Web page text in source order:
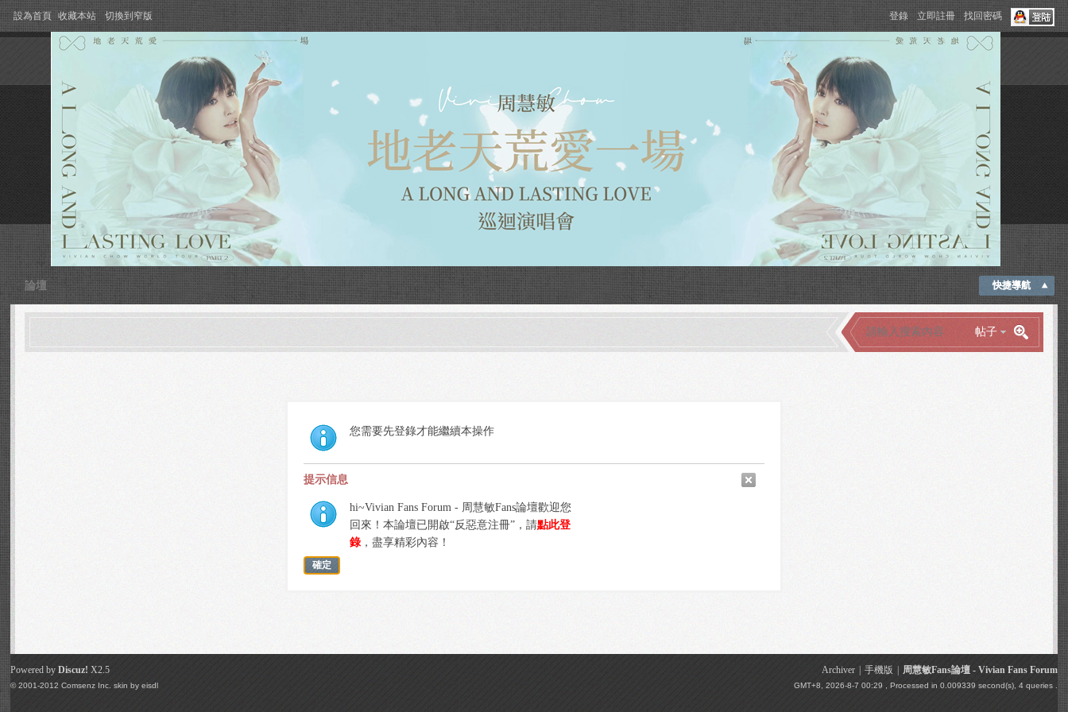
設為首頁 收藏本站 切換到窄版 登錄 立即註冊 找回密碼
快捷導航
論壇
帖子
您需要先登錄才能繼續本操作
提示信息
hi~Vivian Fans Forum - 周慧敏Fans論壇歡迎您
回來！本論壇已開啟“反惡意注冊”，請點此登
錄，盡享精彩內容！
確定
Archiver 手機版 周慧敏Fans論壇 - Vivian Fans Forum
GMT+8, 2026-8-7 00:29 , Processed in 0.009339 second(s), 4 queries .
Powered byDiscuz! X2.5
© 2001-2012Comsenz Inc. skin byeisdl